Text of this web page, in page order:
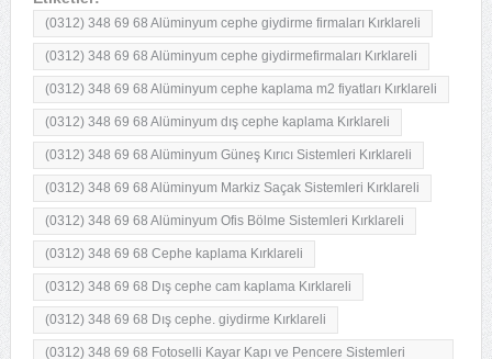
(0312) 348 69 68 Alüminyum cephe giydirme firmaları Kırklareli
(0312) 348 69 68 Alüminyum cephe giydirmefirmaları Kırklareli
(0312) 348 69 68 Alüminyum cephe kaplama m2 fiyatları Kırklareli
(0312) 348 69 68 Alüminyum dış cephe kaplama Kırklareli
(0312) 348 69 68 Alüminyum Güneş Kırıcı Sistemleri Kırklareli
(0312) 348 69 68 Alüminyum Markiz Saçak Sistemleri Kırklareli
(0312) 348 69 68 Alüminyum Ofis Bölme Sistemleri Kırklareli
(0312) 348 69 68 Cephe kaplama Kırklareli
(0312) 348 69 68 Dış cephe cam kaplama Kırklareli
(0312) 348 69 68 Dış cephe. giydirme Kırklareli
(0312) 348 69 68 Fotoselli Kayar Kapı ve Pencere Sistemleri